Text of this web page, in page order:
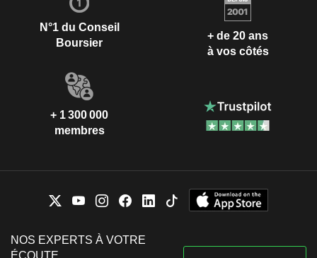
N°1 du Conseil
Boursier
+ de 20 ans
à vos côtés
+ 1 300 000
membres
NOS EXPERTS À VOTRE
ÉCOUTE